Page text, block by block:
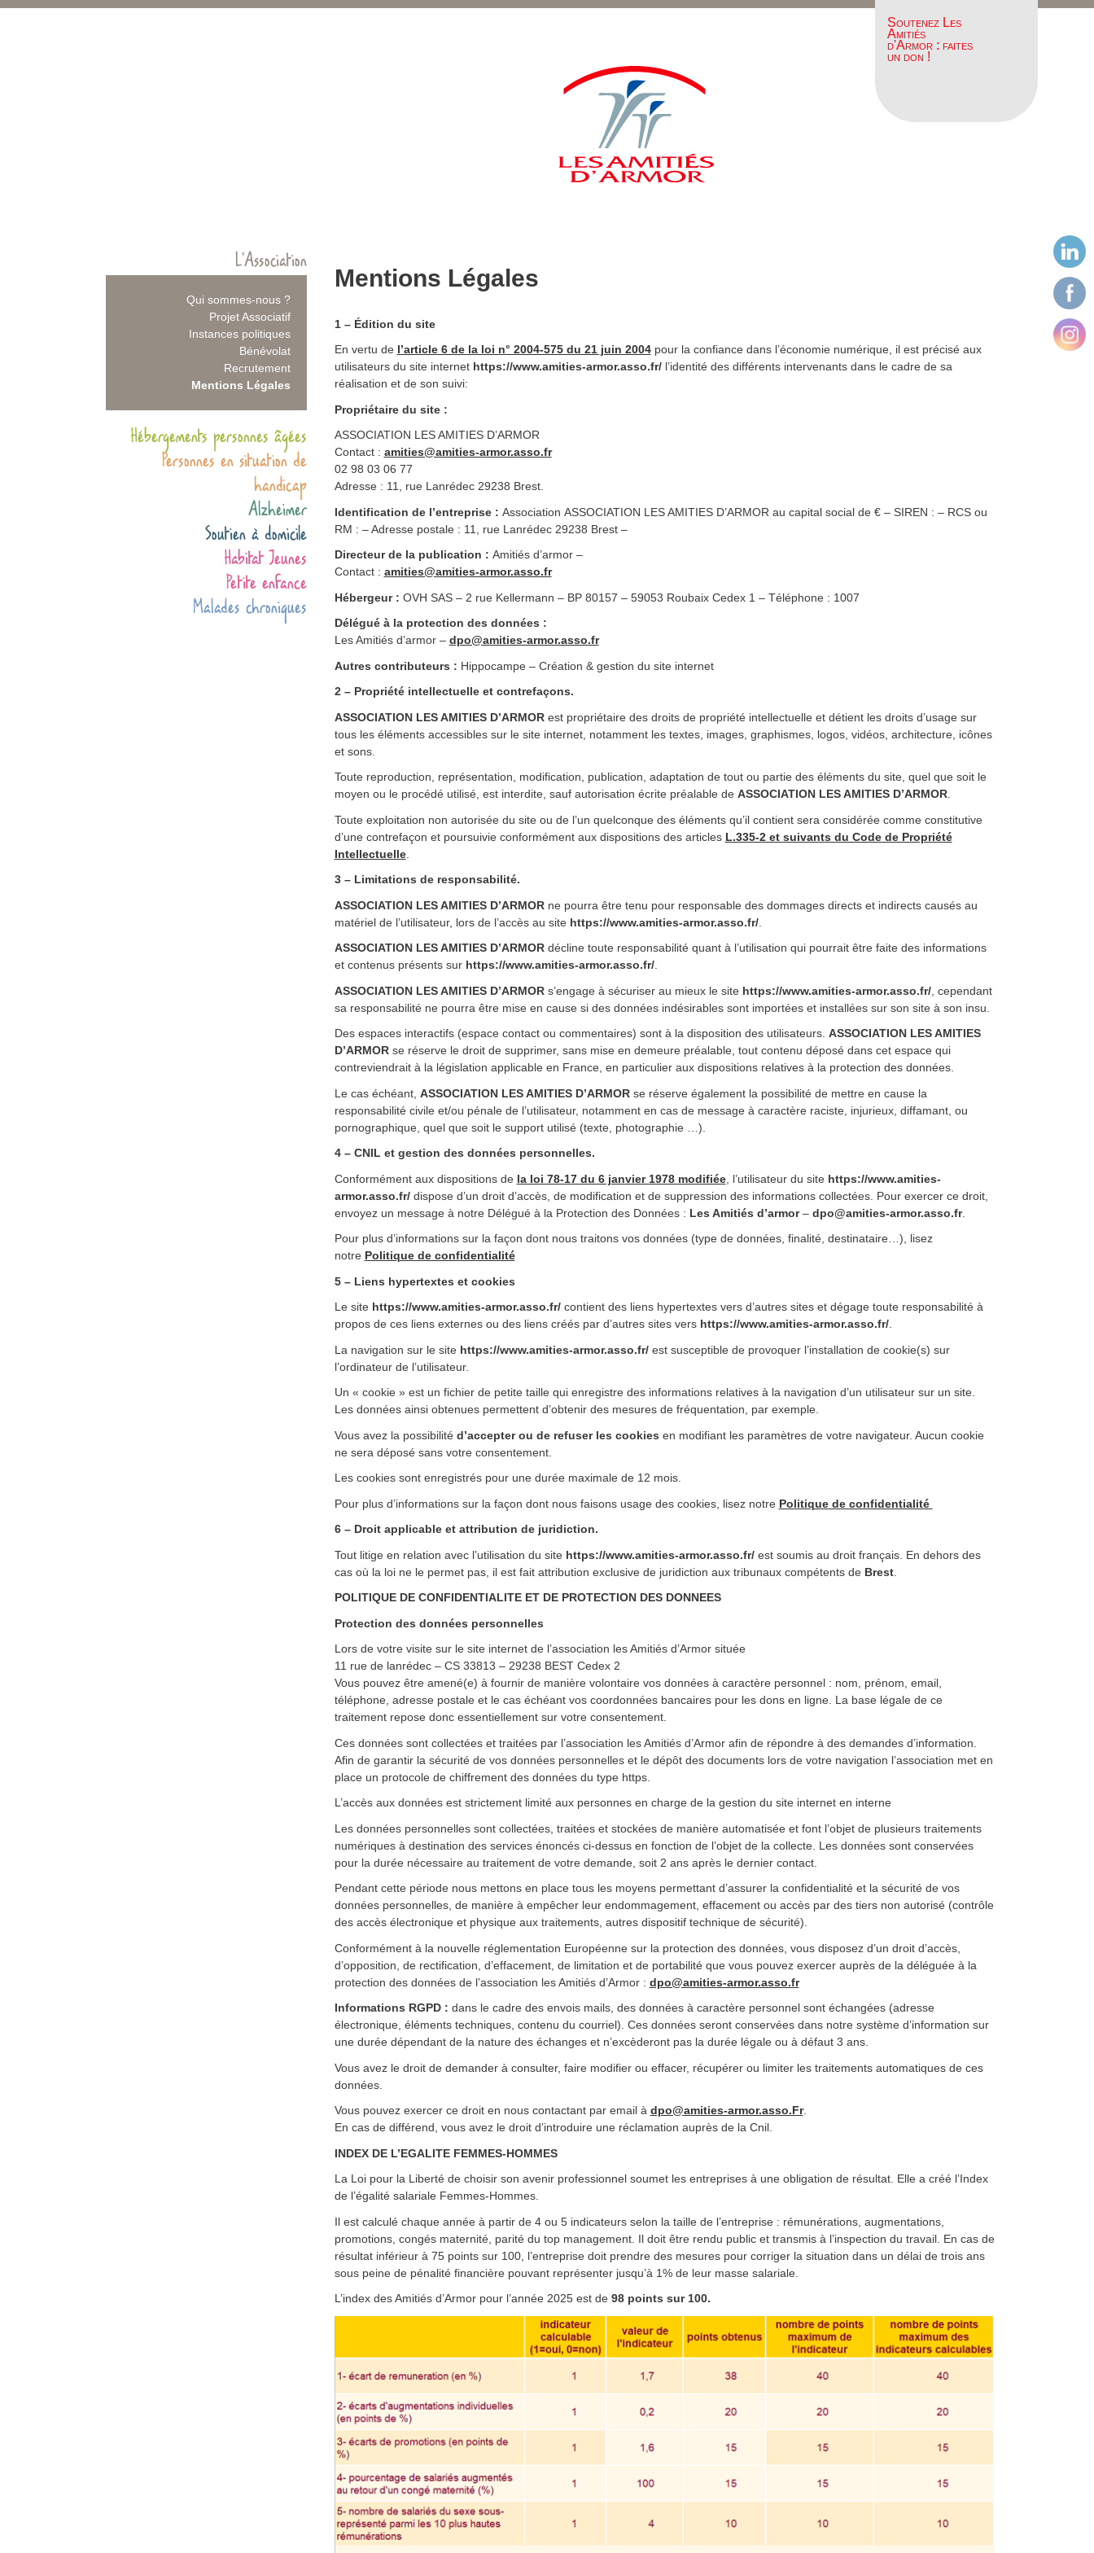
Soutenez Les
Amitiés
d'Armor : faites
un don !
L’Association
Qui sommes-nous ?
Projet Associatif
Instances politiques
Bénévolat
Recrutement
Mentions Légales
Hébergements personnes âgées
Personnes en situation de
handicap
Alzheimer
Soutien à domicile
Habitat Jeunes
Petite enfance
Malades chroniques
Mentions Légales
1 – Édition du site
En vertu de l’article 6 de la loi n° 2004-575 du 21 juin 2004pour la confiance dans l’économie numérique, il est précisé aux
utilisateurs du site internet https://www.amities-armor.asso.fr/l’identité des différents intervenants dans le cadre de sa
réalisation et de son suivi:
Propriétaire du site :
ASSOCIATION LES AMITIES D’ARMOR
Contact : amities@amities-armor.asso.fr
02 98 03 06 77
Adresse : 11, rue Lanrédec 29238 Brest.
Identification de l’entreprise : Association ASSOCIATION LES AMITIES D’ARMOR au capital social de € – SIREN : – RCS ou
RM : – Adresse postale : 11, rue Lanrédec 29238 Brest –
Directeur de la publication : Amitiés d’armor –
Contact : amities@amities-armor.asso.fr
Hébergeur : OVH SAS – 2 rue Kellermann – BP 80157 – 59053 Roubaix Cedex 1 – Téléphone : 1007
Délégué à la protection des données :
Les Amitiés d’armor – dpo@amities-armor.asso.fr
Autres contributeurs : Hippocampe – Création & gestion du site internet
2 – Propriété intellectuelle et contrefaçons.
ASSOCIATION LES AMITIES D’ARMORest propriétaire des droits de propriété intellectuelle et détient les droits d’usage sur
tous les éléments accessibles sur le site internet, notamment les textes, images, graphismes, logos, vidéos, architecture, icônes
et sons.
Toute reproduction, représentation, modification, publication, adaptation de tout ou partie des éléments du site, quel que soit le
moyen ou le procédé utilisé, est interdite, sauf autorisation écrite préalable de ASSOCIATION LES AMITIES D’ARMOR.
Toute exploitation non autorisée du site ou de l’un quelconque des éléments qu’il contient sera considérée comme constitutive
d’une contrefaçon et poursuivie conformément aux dispositions des articles L.335-2 et suivants du Code de Propriété
Intellectuelle.
3 – Limitations de responsabilité.
ASSOCIATION LES AMITIES D’ARMORne pourra être tenu pour responsable des dommages directs et indirects causés au
matériel de l’utilisateur, lors de l’accès au site https://www.amities-armor.asso.fr/.
ASSOCIATION LES AMITIES D’ARMORdécline toute responsabilité quant à l’utilisation qui pourrait être faite des informations
et contenus présents sur https://www.amities-armor.asso.fr/.
ASSOCIATION LES AMITIES D’ARMORs’engage à sécuriser au mieux le site https://www.amities-armor.asso.fr/, cependant
sa responsabilité ne pourra être mise en cause si des données indésirables sont importées et installées sur son site à son insu.
Des espaces interactifs (espace contact ou commentaires) sont à la disposition des utilisateurs. ASSOCIATION LES AMITIES
D’ARMORse réserve le droit de supprimer, sans mise en demeure préalable, tout contenu déposé dans cet espace qui
contreviendrait à la législation applicable en France, en particulier aux dispositions relatives à la protection des données.
Le cas échéant, ASSOCIATION LES AMITIES D’ARMORse réserve également la possibilité de mettre en cause la
responsabilité civile et/ou pénale de l’utilisateur, notamment en cas de message à caractère raciste, injurieux, diffamant, ou
pornographique, quel que soit le support utilisé (texte, photographie …).
4 – CNIL et gestion des données personnelles.
Conformément aux dispositions de la loi 78-17 du 6 janvier 1978 modifiée, l’utilisateur du site https://www.amities-
armor.asso.fr/dispose d’un droit d’accès, de modification et de suppression des informations collectées. Pour exercer ce droit,
envoyez un message à notre Délégué à la Protection des Données : Les Amitiés d’armor– dpo@amities-armor.asso.fr.
Pour plus d’informations sur la façon dont nous traitons vos données (type de données, finalité, destinataire…), lisez
notre Politique de confidentialité
5 – Liens hypertextes et cookies
Le site https://www.amities-armor.asso.fr/contient des liens hypertextes vers d’autres sites et dégage toute responsabilité à
propos de ces liens externes ou des liens créés par d’autres sites vers https://www.amities-armor.asso.fr/.
La navigation sur le site https://www.amities-armor.asso.fr/est susceptible de provoquer l’installation de cookie(s) sur
l’ordinateur de l’utilisateur.
Un « cookie » est un fichier de petite taille qui enregistre des informations relatives à la navigation d’un utilisateur sur un site.
Les données ainsi obtenues permettent d’obtenir des mesures de fréquentation, par exemple.
Vous avez la possibilité d’accepter ou de refuser les cookies en modifiant les paramètres de votre navigateur. Aucun cookie
ne sera déposé sans votre consentement.
Les cookies sont enregistrés pour une durée maximale de 12 mois.
Pour plus d’informations sur la façon dont nous faisons usage des cookies, lisez notre Politique de confidentialité
6 – Droit applicable et attribution de juridiction.
Tout litige en relation avec l’utilisation du site https://www.amities-armor.asso.fr/est soumis au droit français. En dehors des
cas où la loi ne le permet pas, il est fait attribution exclusive de juridiction aux tribunaux compétents de Brest.
POLITIQUE DE CONFIDENTIALITE ET DE PROTECTION DES DONNEES
Protection des données personnelles
Lors de votre visite sur le site internet de l’association les Amitiés d’Armor située
11 rue de lanrédec – CS 33813 – 29238 BEST Cedex 2
Vous pouvez être amené(e) à fournir de manière volontaire vos données à caractère personnel : nom, prénom, email,
téléphone, adresse postale et le cas échéant vos coordonnées bancaires pour les dons en ligne. La base légale de ce
traitement repose donc essentiellement sur votre consentement.
Ces données sont collectées et traitées par l’association les Amitiés d’Armor afin de répondre à des demandes d’information.
Afin de garantir la sécurité de vos données personnelles et le dépôt des documents lors de votre navigation l’association met en
place un protocole de chiffrement des données du type https.
L’accès aux données est strictement limité aux personnes en charge de la gestion du site internet en interne
Les données personnelles sont collectées, traitées et stockées de manière automatisée et font l’objet de plusieurs traitements
numériques à destination des services énoncés ci-dessus en fonction de l’objet de la collecte. Les données sont conservées
pour la durée nécessaire au traitement de votre demande, soit 2 ans après le dernier contact.
Pendant cette période nous mettons en place tous les moyens permettant d’assurer la confidentialité et la sécurité de vos
données personnelles, de manière à empêcher leur endommagement, effacement ou accès par des tiers non autorisé (contrôle
des accès électronique et physique aux traitements, autres dispositif technique de sécurité).
Conformément à la nouvelle réglementation Européenne sur la protection des données, vous disposez d’un droit d’accès,
d’opposition, de rectification, d’effacement, de limitation et de portabilité que vous pouvez exercer auprès de la déléguée à la
protection des données de l’association les Amitiés d’Armor : dpo@amities-armor.asso.fr
Informations RGPD : dans le cadre des envois mails, des données à caractère personnel sont échangées (adresse
électronique, éléments techniques, contenu du courriel). Ces données seront conservées dans notre système d’information sur
une durée dépendant de la nature des échanges et n’excèderont pas la durée légale ou à défaut 3 ans.
Vous avez le droit de demander à consulter, faire modifier ou effacer, récupérer ou limiter les traitements automatiques de ces
données.
Vous pouvez exercer ce droit en nous contactant par email à dpo@amities-armor.asso.Fr.
En cas de différend, vous avez le droit d’introduire une réclamation auprès de la Cnil.
INDEX DE L’EGALITE FEMMES-HOMMES
La Loi pour la Liberté de choisir son avenir professionnel soumet les entreprises à une obligation de résultat. Elle a créé l’Index
de l’égalité salariale Femmes-Hommes.
Il est calculé chaque année à partir de 4 ou 5 indicateurs selon la taille de l’entreprise : rémunérations, augmentations,
promotions, congés maternité, parité du top management. Il doit être rendu public et transmis à l’inspection du travail. En cas de
résultat inférieur à 75 points sur 100, l’entreprise doit prendre des mesures pour corriger la situation dans un délai de trois ans
sous peine de pénalité financière pouvant représenter jusqu’à 1% de leur masse salariale.
L’index des Amitiés d’Armor pour l’année 2025 est de 98 points sur 100.